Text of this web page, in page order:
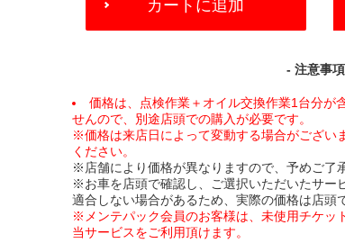
CART
カートに追加
- 注意事
価格は、点検作業＋オイル交換作業1台分が
せんので、別途店頭での購入が必要です。
※価格は来店日によって変動する場合がござい
ください。
※店舗により価格が異なりますので、予めご了
※お車を店頭で確認し、ご選択いただいたサー
適合しない場合があるため、実際の価格は店頭
※メンテパック会員のお客様は、未使用チケッ
当サービスをご利用頂けます。